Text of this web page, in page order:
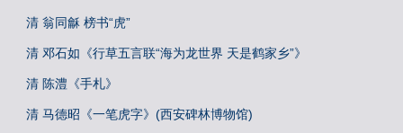
清 翁同龢 榜书“虎”
清 邓石如《行草五言联“海为龙世界 天是鹤家乡”》
清 陈澧《手札》
清 马德昭《一笔虎字》(西安碑林博物馆)